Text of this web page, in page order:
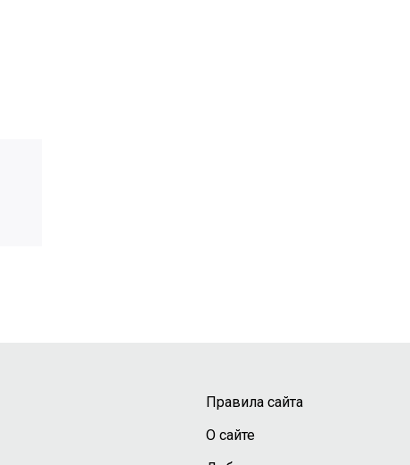
Правила сайта
О сайте